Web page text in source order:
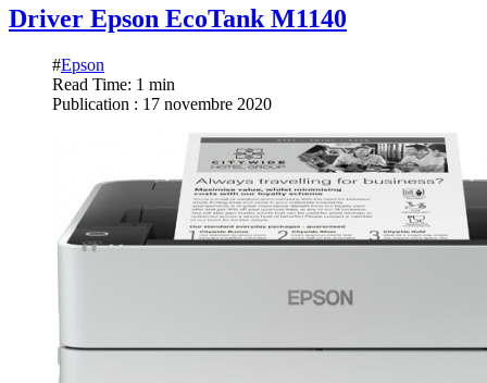
Driver Epson EcoTank M1140
#Epson
Read Time: 1 min
Publication : 17 novembre 2020